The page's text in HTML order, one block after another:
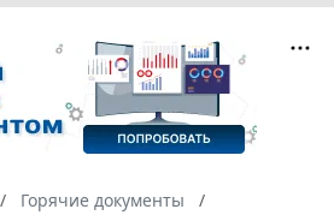
Горячие документы